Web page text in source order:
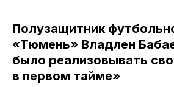
Полузащитник
«Тюмень» Владлен
было реализовывать
в первом тайме»